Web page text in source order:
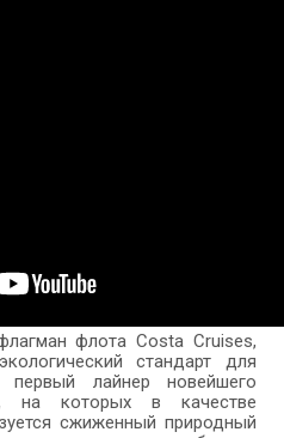
флота Costa Cruises,
стандарт для
первый лайнер новейшего
на которых в качестве
сжиженный природный